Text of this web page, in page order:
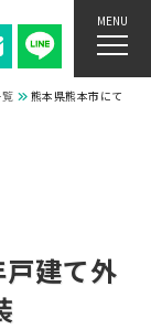
MENU
熊本県熊本市にて
建て外